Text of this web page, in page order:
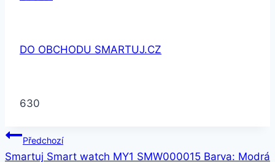
DO OBCHODU SMARTUJ.CZ
630
Navigace
Předchozí
Smartuj Smart watch MY1 SMW000015 Barva: Modrá